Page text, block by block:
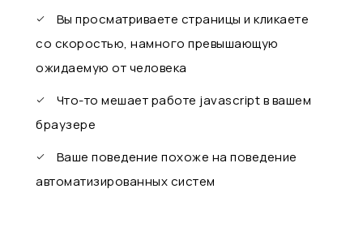
Вы просматриваете страницы и кликаете
со скоростью, намного превышающую
ожидаемую от человека
Что-то мешает работе javascript в вашем
браузере
Ваше поведение похоже на поведение
автоматизированных систем